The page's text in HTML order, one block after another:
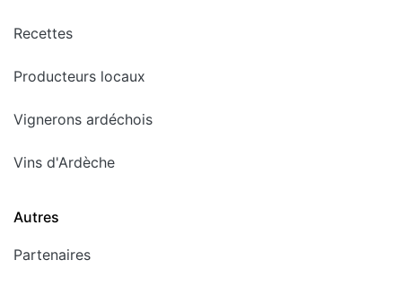
Recettes
Producteurs locaux
Vignerons ardéchois
Vins d'Ardèche
Autres
Partenaires